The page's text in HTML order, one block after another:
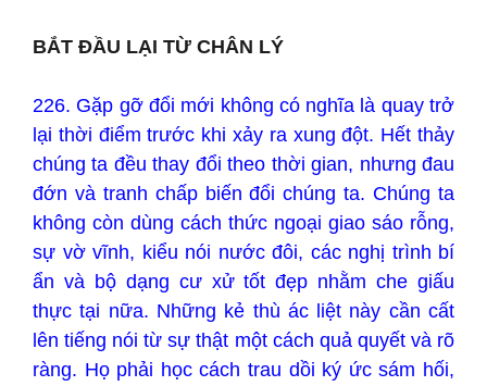
BẮT ĐẦU LẠI TỪ CHÂN LÝ
226. Gặp gỡ đổi mới không có nghĩa là quay trở
lại thời điểm trước khi xảy ra xung đột. Hết thảy
chúng ta đều thay đổi theo thời gian, nhưng đau
đớn và tranh chấp biến đổi chúng ta. Chúng ta
không còn dùng cách thức ngoại giao sáo rỗng,
sự vờ vĩnh, kiểu nói nước đôi, các nghị trình bí
ẩn và bộ dạng cư xử tốt đẹp nhằm che giấu
thực tại nữa. Những kẻ thù ác liệt này cần cất
lên tiếng nói từ sự thật một cách quả quyết và rõ
ràng. Họ phải học cách trau dồi ký ức sám hối,